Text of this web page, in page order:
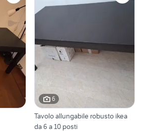
6
Tavolo allungabile robusto ikea
da 6 a 10 posti